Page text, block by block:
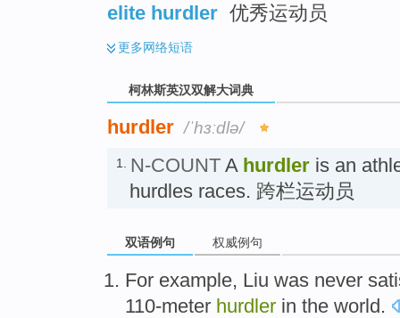
elite hurdler 优秀运动员
更多网络短语
柯林斯英汉双解大词典
hurdler /ˈhɜːdlə/
1. N-COUNT A hurdler is an
hurdles races. 跨栏运动员
双语例句 权威例句
For example, Liu was never
110-meter hurdler in the world.